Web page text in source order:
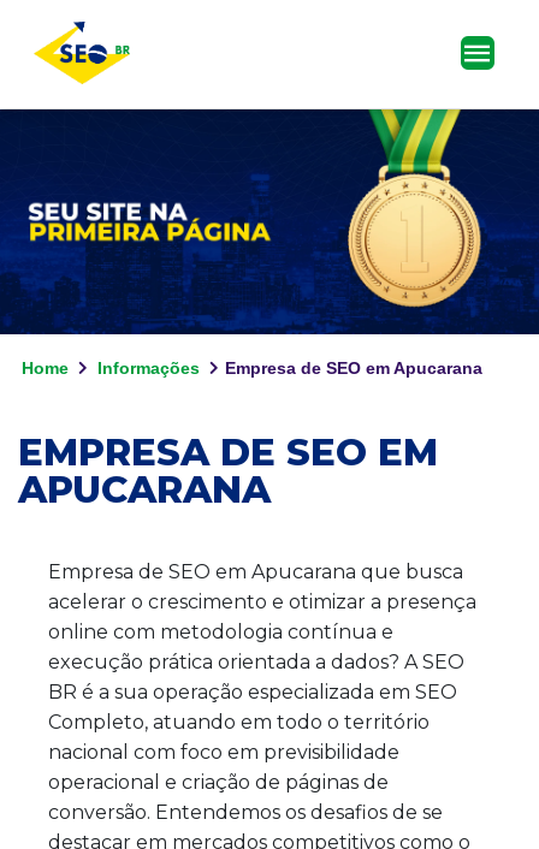
Home Informações Empresa de SEO em Apucarana
EMPRESA DE SEO EM
APUCARANA
Empresa de SEO em Apucarana que busca
acelerar o crescimento e otimizar a presença
online com metodologia contínua e
execução prática orientada a dados? A SEO
BR é a sua operação especializada em SEO
Completo, atuando em todo o território
nacional com foco em previsibilidade
operacional e criação de páginas de
conversão. Entendemos os desafios de se
destacar em mercados competitivos como o